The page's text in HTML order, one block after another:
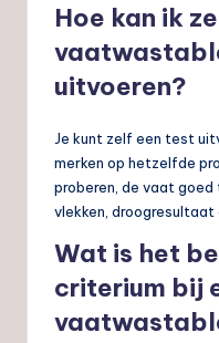
Hoe kan ik
uitvoeren?
Je kunt zelf een test
merken op hetzelfde
proberen, de vaat
vlekken, droogresultaat
Wat is het
criterium bij